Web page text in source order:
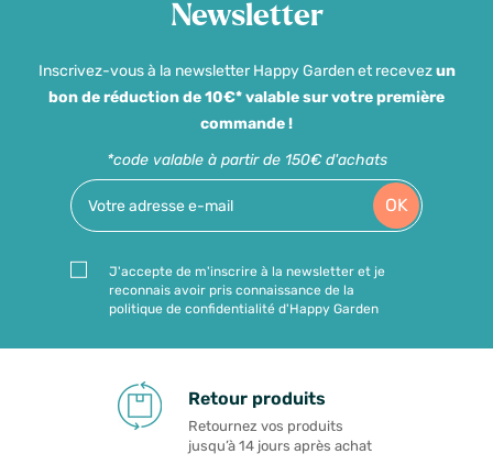
Newsletter
Inscrivez-vous à la newsletter Happy Garden et recevezun
bon de réduction de 10€* valable sur votre première
commande !
*code valable à partir de 150€ d'achats
OK
J'accepte de m'inscrire à la newsletter et je
reconnais avoir pris connaissance de la
politique de confidentialité d'Happy Garden
Retour produits
Retournez vos produits
jusqu’à 14 jours après achat